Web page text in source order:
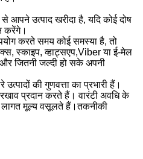
आपने उत्पाद खरीदा है, यदि कोई दोष
करेंगे।
करते समय कोई समस्या है, तो
स्काइप, व्हाट्सएप,Viber या ई-मेल
जितनी जल्दी हो सके अपनी
की गुणवत्ता का प्रभारी हैं।
प्रदान करते हैं। वारंटी अवधि के
लागत मूल्य वसूलते हैं।तकनीकी